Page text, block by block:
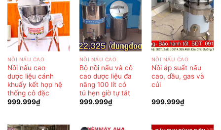
NỒI NẤU CAO
Nồi nấu cao
dược liệu cánh
khuấy kết hợp hệ
thống cô đặc
999.999₫
NỒI NẤU CAO
Bộ nồi nấu và cô
cao dược liệu đa
năng 100 lít có
tủ hẹn giờ tự tắt
999.999₫
NỒI NẤU CAO
Nồi áp suất nấu
cao, dầu, gas và
củi
999.999₫